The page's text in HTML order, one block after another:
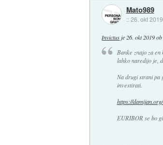
Mato989
::26. okt
Invictusje26. okt 2019
Banke znajo za
lahko naredijo je,
Na drugi strani pa
investirati.
https://
EURIBOR se bo